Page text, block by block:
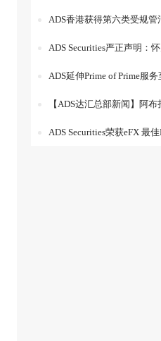
ADS香港获得第六类受规管
ADS Securities严正声明：
ADS延伸Prime of Prime服